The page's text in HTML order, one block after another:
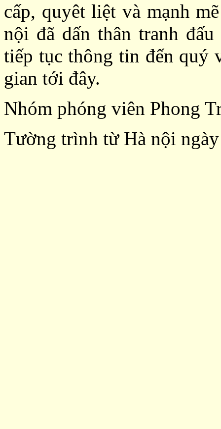
cấp, quyêt liệt và mạnh
nội đã dấn thân tranh
tiếp tục thông tin đến quý
gian tới đây.
Nhóm phóng viên Phong
Tường trình từ Hà nội